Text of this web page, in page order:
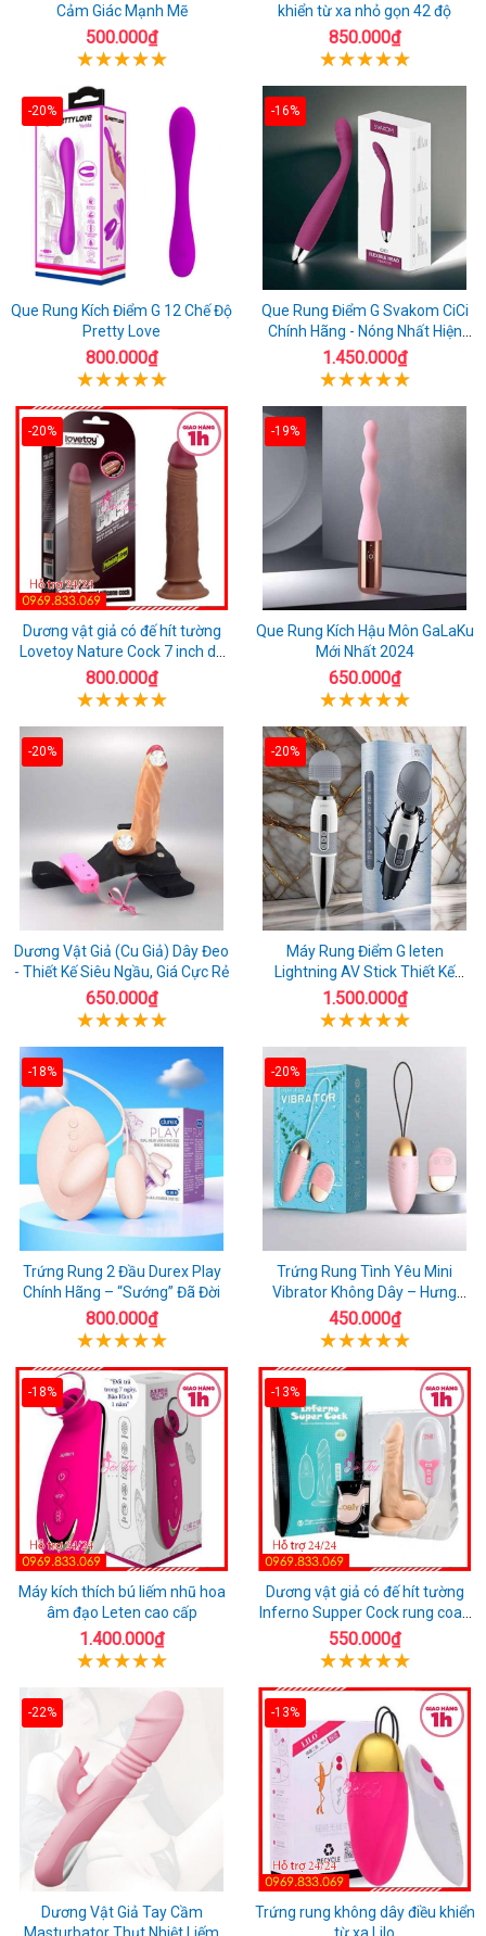
Cảm Giác Mạnh Mẽ
500.000₫
khiển từ xa nhỏ gọn 42 độ
850.000₫
-20%
Que Rung Kích Điểm G 12 Chế Độ
Pretty Love
800.000₫
-16%
Que Rung Điểm G Svakom CiCi
Chính Hãng - Nóng Nhất Hiện
Nay
1.450.000₫
-20%
Dương vật giả có đế hít tường
Lovetoy Nature Cock 7 inch da
đen
800.000₫
-19%
Que Rung Kích Hậu Môn GaLaKu
Mới Nhất 2024
650.000₫
-20%
Dương Vật Giả (Cu Giả) Dây Đeo
- Thiết Kế Siêu Ngầu, Giá Cực Rẻ
650.000₫
-20%
Máy Rung Điểm G leten
Lightning AV Stick Thiết Kế
Thông Minh
1.500.000₫
-18%
Trứng Rung 2 Đầu Durex Play
Chính Hãng – “Sướng” Đã Đời
800.000₫
-20%
Trứng Rung Tình Yêu Mini
Vibrator Không Dây – Hưng
Phấn Mọi Nơi
450.000₫
-18%
Máy kích thích bú liếm nhũ hoa
âm đạo Leten cao cấp
1.400.000₫
-13%
Dương vật giả có đế hít tường
Inferno Supper Cock rung coay
7 chế độ
550.000₫
-22%
Dương Vật Giả Tay Cầm
Masturbator Thụt Nhiệt Liếm
-13%
Trứng rung không dây điều khiển
từ xa Lilo